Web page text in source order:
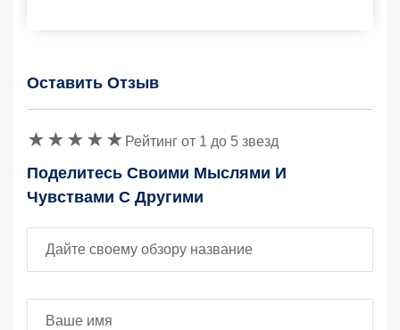
Оставить Отзыв
Рейтинг от 1 до 5 звезд
Поделитесь Своими Мыслями И
Чувствами С Другими